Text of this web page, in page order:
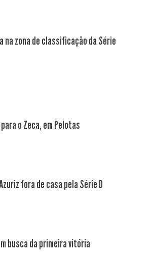
na zona de classificação da Série
o Zeca, em Pelotas
fora de casa pela Série D
busca da primeira vitória